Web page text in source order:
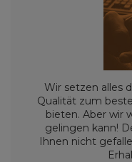
Wir setzen alles
Qualität zum
bieten. Aber wir
gelingen kann!
Ihnen nicht